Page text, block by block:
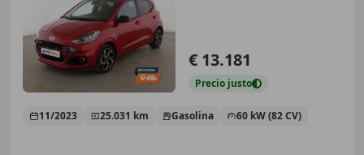
€ 13.181
Precio justo
11/2023 25.031 km Gasolina 60 kW (82 CV)